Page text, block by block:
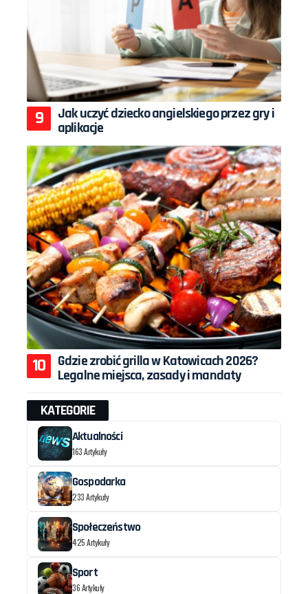
Jak uczyć dziecko angielskiego przez gry i
aplikacje
Gdzie zrobić grilla w Katowicach 2026?
Legalne miejsca, zasady i mandaty
KATEGORIE
Aktualności
163 Artykuły
Gospodarka
233 Artykuły
Społeczeństwo
425 Artykuły
Sport
36 Artykuły